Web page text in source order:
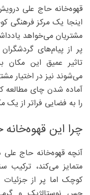
قهوه‌خانه حاج علی
اینجا یک مرکز فرهنگی
مشتریان می‌خواهد
پر از پیام‌های
تاثیر عمیق این مکان
می‌شوند نیز در اختیار
آماده شدن چای مطالعه
را به فضایی فراتر از
چرا این
آنچه قهوه‌خانه حاج علی
متمایز می‌کند،
کوچک اما پر از